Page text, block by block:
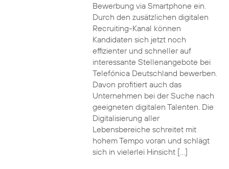
Bewerbung via Smartphone ein.
Durch den zusätzlichen digitalen
Recruiting-Kanal können
Kandidaten sich jetzt noch
effizienter und schneller auf
interessante Stellenangebote bei
Telefónica Deutschland bewerben.
Davon profitiert auch das
Unternehmen bei der Suche nach
geeigneten digitalen Talenten. Die
Digitalisierung aller
Lebensbereiche schreitet mit
hohem Tempo voran und schlägt
sich in vielerlei Hinsicht […]